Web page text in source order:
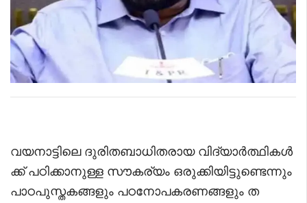
വയനാട്ടിലെ ദുരിതബാധിതരായ വിദ്യാർത്ഥികൾ
ക്ക് പഠിക്കാനുള്ള സൗകര്യം ഒരുക്കിയിട്ടുണ്ടെന്നും
പാഠപുസ്തകങ്ങളും പഠനോപകരണങ്ങളും ത